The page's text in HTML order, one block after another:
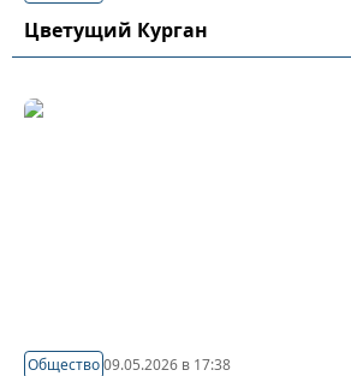
Цветущий Курган
Общество09.05.2026 в 17:38